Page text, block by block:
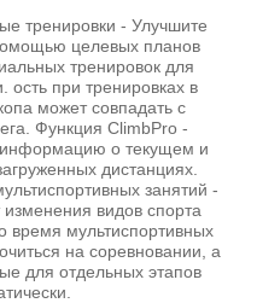
тренировки - Улучшите
целевых планов
тренировок для
ость при тренировках в
может совпадать с
Функция ClimbPro -
информацию о текущем и
дистанциях.
занятий -
видов спорта
время мультиспортивных
на соревновании, а
для отдельных этапов